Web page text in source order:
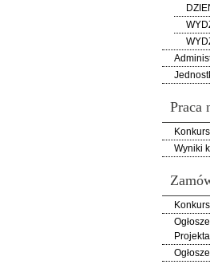
Praca
Wyniki